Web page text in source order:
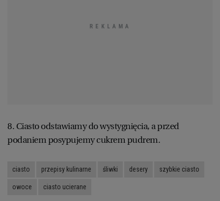
8. Ciasto odstawiamy do wystygnięcia, a przed
podaniem posypujemy cukrem pudrem.
ciasto przepisy kulinarne śliwki desery szybkie ciasto
owoce ciasto ucierane